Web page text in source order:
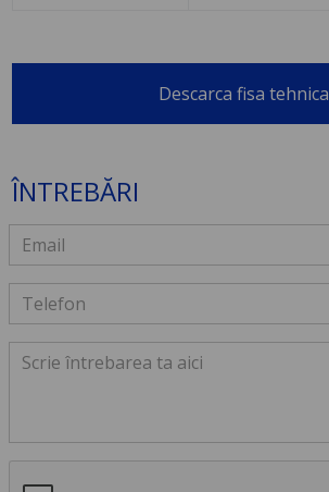
Descarca fisa tehnica
ÎNTREBĂRI